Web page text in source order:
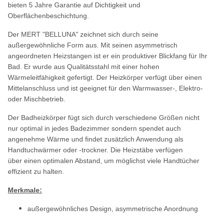
bieten 5 Jahre Garantie auf Dichtigkeit und
Oberflächenbeschichtung.
Der MERT "BELLUNA" zeichnet sich durch seine
außergewöhnliche Form aus. Mit seinen asymmetrisch
angeordneten Heizstangen ist er ein produktiver Blickfang für Ihr
Bad. Er wurde aus Qualitätsstahl mit einer hohen
Wärmeleitfähigkeit gefertigt. Der Heizkörper verfügt über einen
Mittelanschluss und ist geeignet für den Warmwasser-, Elektro-
oder Mischbetrieb.
Der Badheizkörper fügt sich durch verschiedene Größen nicht
nur optimal in jedes Badezimmer sondern spendet auch
angenehme Wärme und findet zusätzlich Anwendung als
Handtuchwärmer oder -trockner. Die Heizstäbe verfügen
über einen optimalen Abstand, um möglichst viele Handtücher
effizient zu halten.
Merkmale:
außergewöhnliches Design, asymmetrische Anordnung